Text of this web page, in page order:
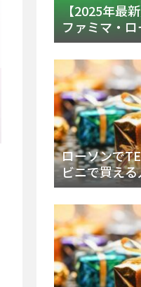
【2025年最
ファミマ・
ーは売って
類・値段を
ローソンで
ビニで買え
とエッグの
を徹底解説！